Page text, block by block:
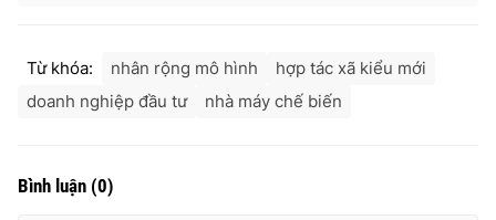
Từ khóa: nhân rộng mô hình
hợp tác xã kiểu mới
doanh nghiệp đầu tư
nhà máy chế biến
Bình luận (0)